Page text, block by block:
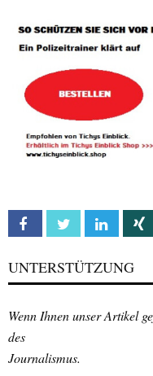
Facebook Twitter Linkedin
UNTERSTÜTZUNG
Wenn Ihnen unser Artikel
des
Journalismus.